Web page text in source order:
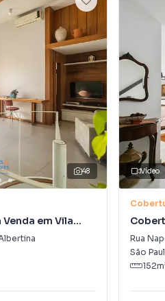
48
em Vila
Vídeo
Rua
São
152